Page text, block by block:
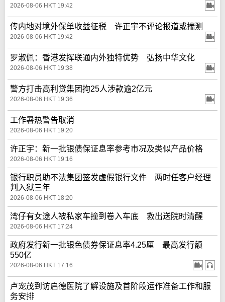
2026-08-06 HKT 19:42
传内地对境外保单收益征税 许正宇不评论报道或揣测
2026-08-06 HKT 19:42
罗淑佩：香港发挥联通内外独特优势 弘扬中华文化
2026-08-06 HKT 19:38
警方打击高利贷集团拘25人涉款逾2亿元
2026-08-06 HKT 19:36
工作暑热警告取消
2026-08-06 HKT 19:20
许正宇：新一批银债保证息率参考市况及类似产品价格
2026-08-06 HKT 19:16
银行职员助不法集团签发虚假银行文件 两时任客户经理
判入狱三年
2026-08-06 HKT 18:20
湾仔有女途人被私家车撞到卷入车底 救出送院时清醒
2026-08-06 HKT 17:24
政府发行新一批银色债券保证息率4.25厘 最高发行额
550亿
2026-08-06 HKT 17:16
卢宠茂到访启德医院了解设施及首阶段运作准备工作和服
务安排